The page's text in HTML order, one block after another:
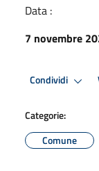
Data :
7 novembre
Condividi
Categorie:
Comune